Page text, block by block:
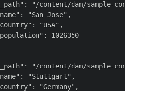
"/content/dam/sample-
"San Jose",
"USA",
1026350
"/content/dam/sample-
"Stuttgart",
"Germany",